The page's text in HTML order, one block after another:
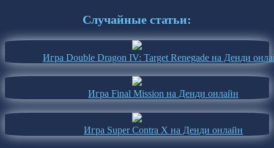
Случайные статьи:
Игра Double Dragon IV: Target Renegade на Денди
Игра Final Mission на Денди онлайн
Игра Super Contra X на Денди онлайн